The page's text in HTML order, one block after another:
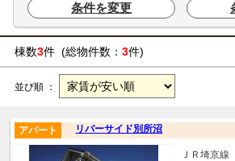
条件を変更
棟数3件 (総物件数： 3件)
並び順 ：
リバーサイド別所沼
アパート
ＪＲ埼京線